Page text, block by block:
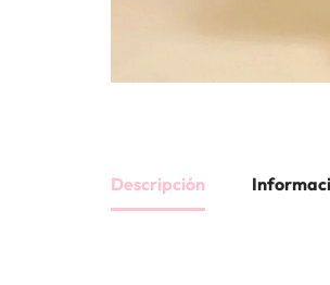
Descripción